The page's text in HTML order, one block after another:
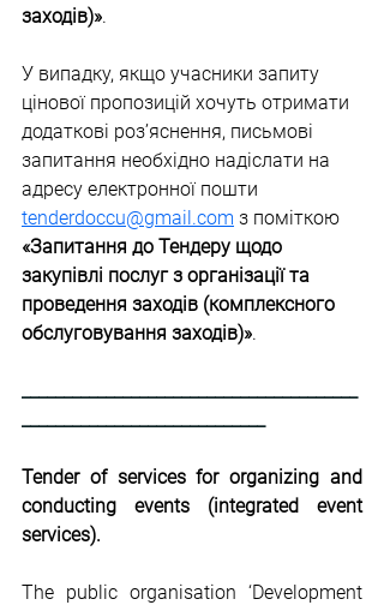
заходів)».
У випадку, якщо учасники запиту
цінової пропозицій хочуть отримати
додаткові роз’яснення, письмові
запитання необхідно надіслати на
адресу електронної пошти
tenderdoccu@gmail.com з поміткою
«Запитання до Тендеру щодо
закупівлі послуг з організації та
проведення заходів (комплексного
обслуговування заходів)».
________________________________________
_____________________________
Tender of services for organizing and
conducting events (integrated event
services).
The public organisation ‘Development